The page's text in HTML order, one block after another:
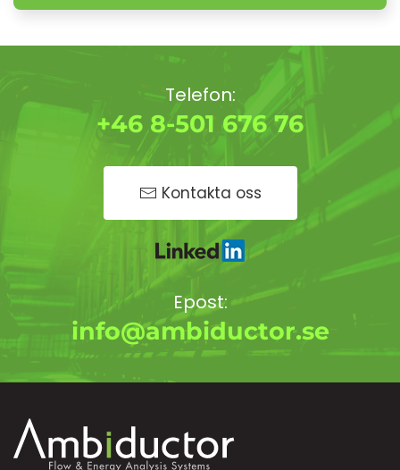
Telefon:
+46 8-501 676 76
Kontakta oss
Epost:
info@ambiductor.se